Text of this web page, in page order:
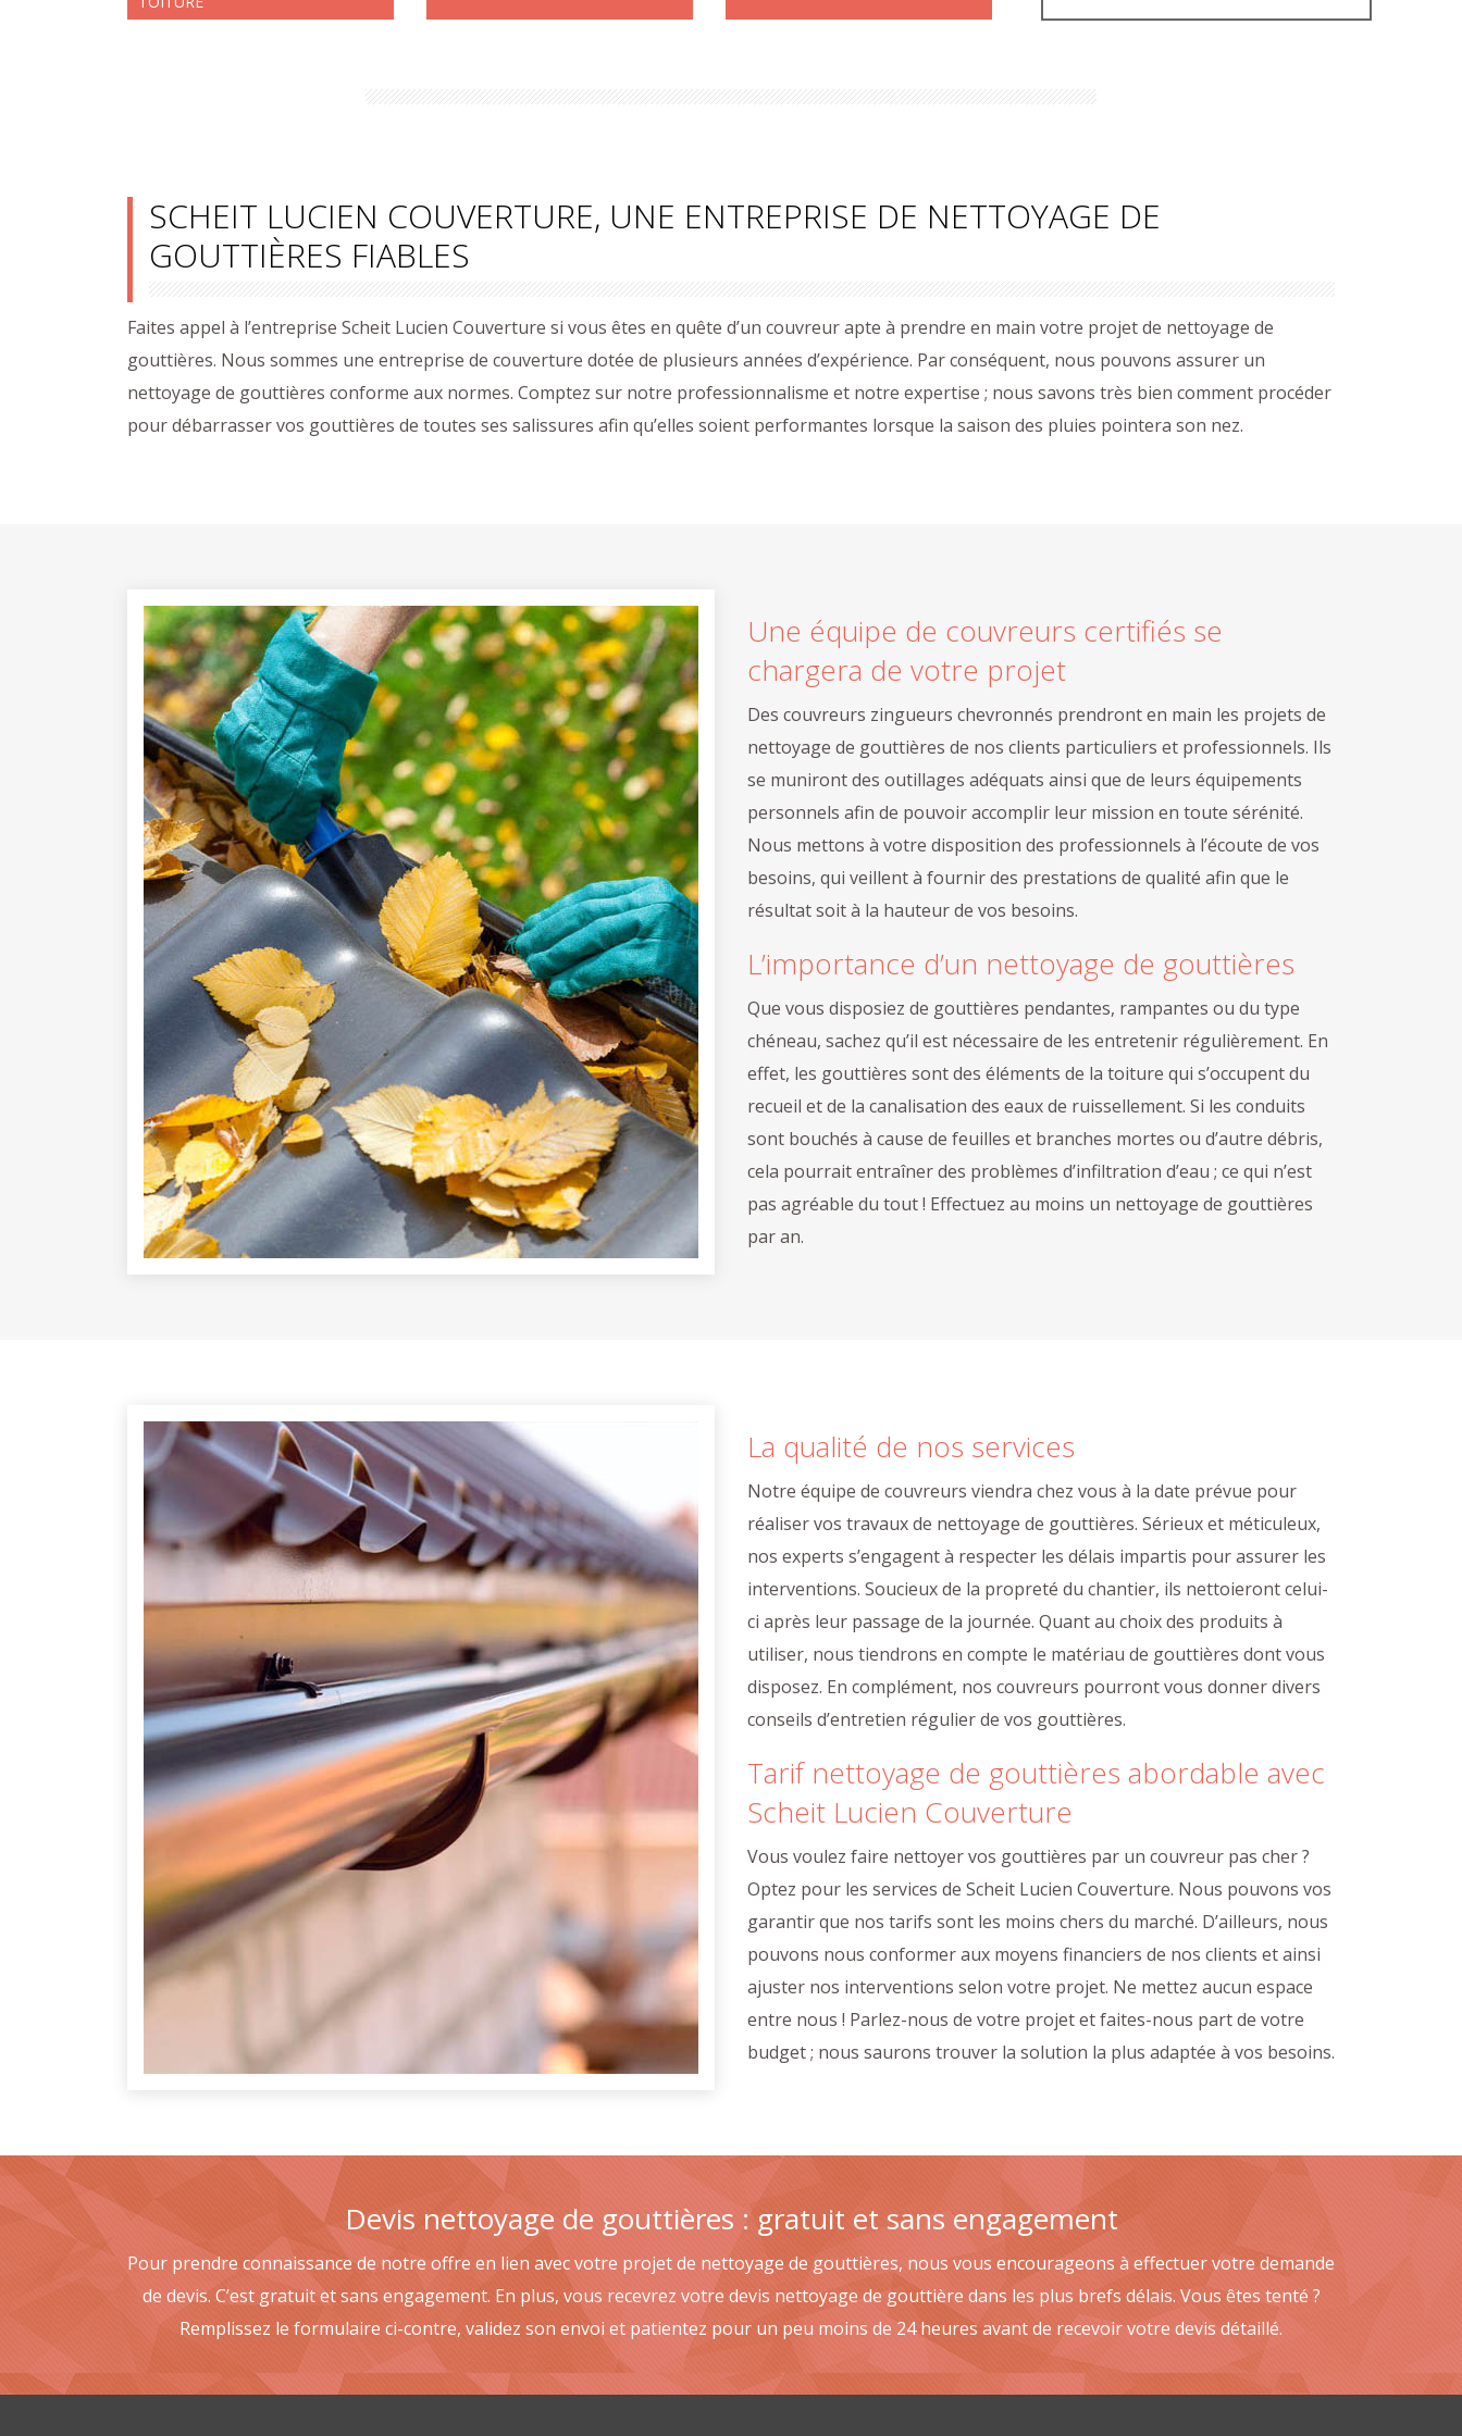
SCHEIT LUCIEN COUVERTURE, UNE ENTREPRISE DE NETTOYAGE DE
GOUTTIÈRES FIABLES
Faites appel à l’entreprise Scheit Lucien Couverture si vous êtes en quête d’un couvreur apte à prendre en main votre projet de nettoyage de
gouttières. Nous sommes une entreprise de couverture dotée de plusieurs années d’expérience. Par conséquent, nous pouvons assurer un
nettoyage de gouttières conforme aux normes. Comptez sur notre professionnalisme et notre expertise ; nous savons très bien comment procéder
pour débarrasser vos gouttières de toutes ses salissures afin qu’elles soient performantes lorsque la saison des pluies pointera son nez.
Une équipe de couvreurs certifiés se
chargera de votre projet
Des couvreurs zingueurs chevronnés prendront en main les projets de
nettoyage de gouttières de nos clients particuliers et professionnels. Ils
se muniront des outillages adéquats ainsi que de leurs équipements
personnels afin de pouvoir accomplir leur mission en toute sérénité.
Nous mettons à votre disposition des professionnels à l’écoute de vos
besoins, qui veillent à fournir des prestations de qualité afin que le
résultat soit à la hauteur de vos besoins.
L’importance d’un nettoyage de gouttières
Que vous disposiez de gouttières pendantes, rampantes ou du type
chéneau, sachez qu’il est nécessaire de les entretenir régulièrement. En
effet, les gouttières sont des éléments de la toiture qui s’occupent du
recueil et de la canalisation des eaux de ruissellement. Si les conduits
sont bouchés à cause de feuilles et branches mortes ou d’autre débris,
cela pourrait entraîner des problèmes d’infiltration d’eau ; ce qui n’est
pas agréable du tout ! Effectuez au moins un nettoyage de gouttières
par an.
La qualité de nos services
Notre équipe de couvreurs viendra chez vous à la date prévue pour
réaliser vos travaux de nettoyage de gouttières. Sérieux et méticuleux,
nos experts s’engagent à respecter les délais impartis pour assurer les
interventions. Soucieux de la propreté du chantier, ils nettoieront celui-
ci après leur passage de la journée. Quant au choix des produits à
utiliser, nous tiendrons en compte le matériau de gouttières dont vous
disposez. En complément, nos couvreurs pourront vous donner divers
conseils d’entretien régulier de vos gouttières.
Tarif nettoyage de gouttières abordable avec
Scheit Lucien Couverture
Vous voulez faire nettoyer vos gouttières par un couvreur pas cher ?
Optez pour les services de Scheit Lucien Couverture. Nous pouvons vos
garantir que nos tarifs sont les moins chers du marché. D’ailleurs, nous
pouvons nous conformer aux moyens financiers de nos clients et ainsi
ajuster nos interventions selon votre projet. Ne mettez aucun espace
entre nous ! Parlez-nous de votre projet et faites-nous part de votre
budget ; nous saurons trouver la solution la plus adaptée à vos besoins.
Devis nettoyage de gouttières : gratuit et sans engagement
Pour prendre connaissance de notre offre en lien avec votre projet de nettoyage de gouttières, nous vous encourageons à effectuer votre demande
de devis. C’est gratuit et sans engagement. En plus, vous recevrez votre devis nettoyage de gouttière dans les plus brefs délais. Vous êtes tenté ?
Remplissez le formulaire ci-contre, validez son envoi et patientez pour un peu moins de 24 heures avant de recevoir votre devis détaillé.